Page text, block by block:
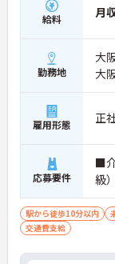
を目指せる環境
【手厚い待遇と
・残業は全社平
ベートの時間を
・3日以上の連続
自の制度があり
・夏季・冬季の
っかりと休めます
【安心の教育・
たOJTを実施し
給料 月
勤務地
大
大
雇用形態 正
応募要件
■
級
駅から徒歩10分以内
交通費支給